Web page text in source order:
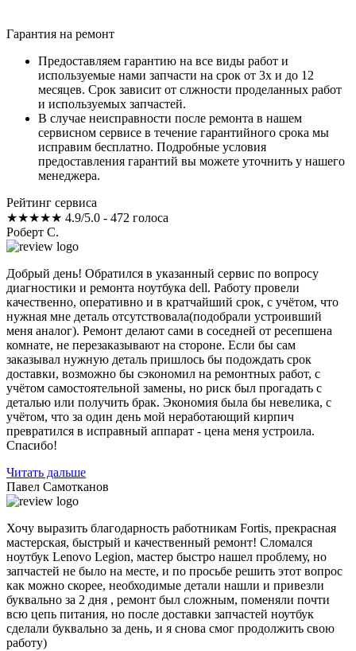
Гарантия на ремонт
Предоставляем гарантию на все виды работ и
используемые нами запчасти на срок от 3х и до 12
месяцев. Срок зависит от слжности проделанных работ
и используемых запчастей.
В случае неисправности после ремонта в нашем
сервисном сервисе в течение гарантийного срока мы
исправим бесплатно. Подробные условия
предоставления гарантий вы можете уточнить у нашего
менеджера.
Рейтинг сервиса
★★★★★ 4.9/5.0 - 472 голоса
Роберт С.
Добрый день! Обратился в указанный сервис по вопросу
диагностики и ремонта ноутбука dell. Работу провели
качественно, оперативно и в кратчайший срок, с учётом, что
нужная мне деталь отсутствовала(подобрали устроивший
меня аналог). Ремонт делают сами в соседней от ресепшена
комнате, не перезаказывают на стороне. Если бы сам
заказывал нужную деталь пришлось бы подождать срок
доставки, возможно бы сэкономил на ремонтных работ, с
учётом самостоятельной замены, но риск был прогадать с
деталью или получить брак. Экономия была бы невелика, с
учётом, что за один день мой неработающий кирпич
превратился в исправный аппарат - цена меня устроила.
Спасибо!
Читать дальше
Павел Самотканов
Хочу выразить благодарность работникам Fortis, прекрасная
мастерская, быстрый и качественный ремонт! Сломался
ноутбук Lenovo Legion, мастер быстро нашел проблему, но
запчастей не было на месте, и по просьбе решить этот вопрос
как можно скорее, необходимые детали нашли и привезли
буквально за 2 дня , ремонт был сложным, поменяли почти
всю цепь питания, но после доставки запчастей ноутбук
сделали буквально за день, и я снова смог продолжить свою
работу)